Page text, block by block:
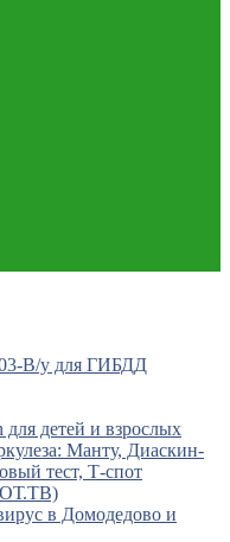
В/у для ГИБДД
для детей и взрослых
Манту, Диаскин-
тест, Т-спот
в Домодедово и